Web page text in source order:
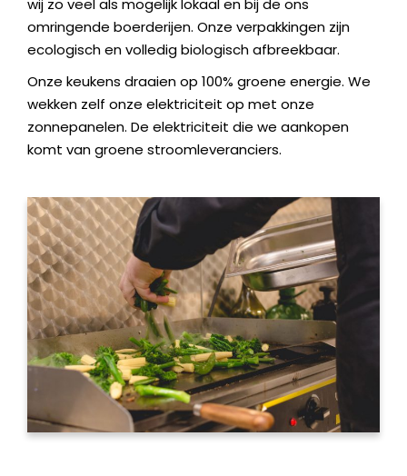
wij zo veel als mogelijk lokaal en bij de ons
omringende boerderijen. Onze verpakkingen zijn
ecologisch en volledig biologisch afbreekbaar.
Onze keukens draaien op 100% groene energie. We
wekken zelf onze elektriciteit op met onze
zonnepanelen. De elektriciteit die we aankopen
komt van groene stroomleveranciers.